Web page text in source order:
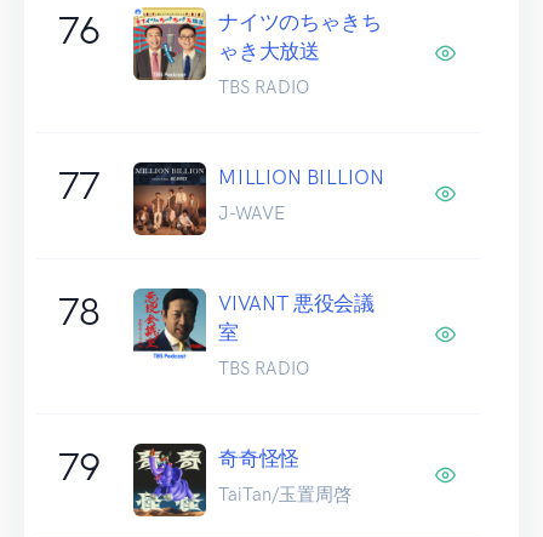
76
ナイツのちゃきち
ゃき大放送
TBS RADIO
77 MILLION BILLION
J-WAVE
78
VIVANT 悪役会議
室
TBS RADIO
79 奇奇怪怪
TaiTan/玉置周啓